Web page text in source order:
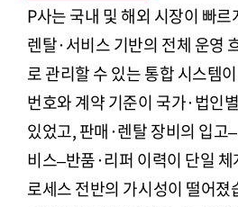
P사는 국내 및 해외 시장이 빠
렌탈·서비스 기반의 전체 운영
로 관리할 수 있는 통합 시스템
번호와 계약 기준이 국가·법인
있었고, 판매·렌탈 장비의 입고
비스–반품·리퍼 이력이 단일
로세스 전반의 가시성이 떨어졌